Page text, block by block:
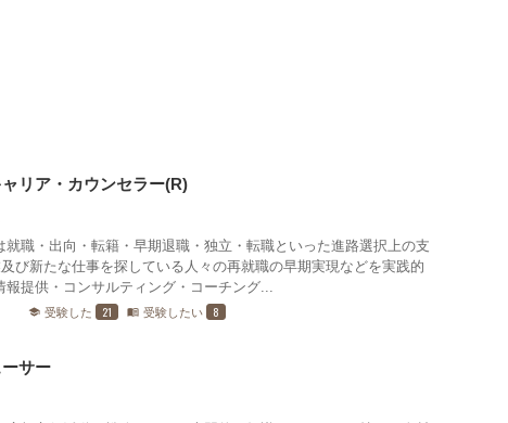
リア・カウンセラー(R)
就職・出向・転籍・早期退職・独立・転職といった進路選択上の支
び新たな仕事を探している人々の再就職の早期実現などを実践的
報提供・コンサルティング・コーチング...
school 受験した 21 menu_book 受験したい 8
サー